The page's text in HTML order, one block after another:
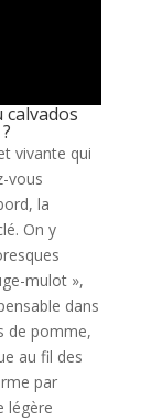
vivante qui
vous
la
On y
mulot »,
dans
de pomme,
au fil des
par
légère